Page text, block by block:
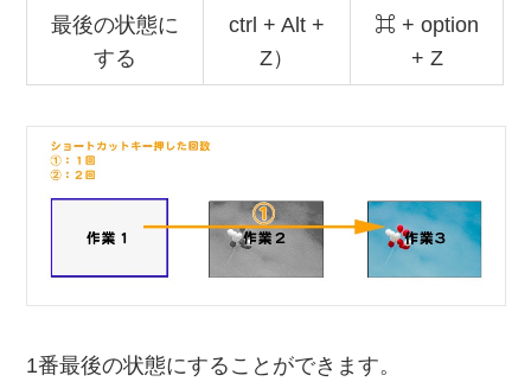
最後の状態に
する
ctrl + Alt +
Z）
⌘ + option
+ Z
1番最後の状態にすることができます。